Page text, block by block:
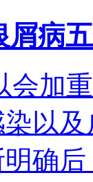
屑病
会加
以
确